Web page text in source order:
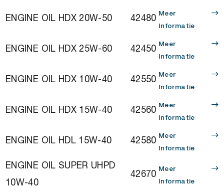
ENGINE OIL HDX 20W-50 42480 Meer
Informatie
ENGINE OIL HDX 25W-60 42450 Meer
Informatie
ENGINE OIL HDX 10W-40 42550 Meer
Informatie
ENGINE OIL HDX 15W-40 42560 Meer
Informatie
ENGINE OIL HDL 15W-40 42580 Meer
Informatie
ENGINE OIL SUPER UHPD
10W-40
42670 Meer
Informatie